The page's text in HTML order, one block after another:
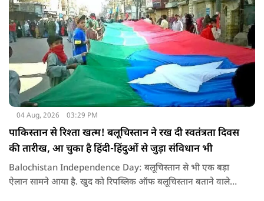
04 Aug, 2026 03:29 PM
पाकिस्तान से रिश्ता खत्म! बलूचिस्तान ने रख दी स्वतंत्रता दिवस
की तारीख, आ चुका है हिंदी-हिंदुओं से जुड़ा संविधान भी
Balochistan Independence Day: बलूचिस्तान से भी एक बड़ा
ऐलान सामने आया है. खुद को रिपब्लिक ऑफ बलूचिस्तान बताने वाले